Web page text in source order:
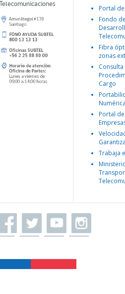
Telecomunicaciones
Portal
Fondo
Fibra
zonas
Consulta
Cargo
Portal
Trabaja